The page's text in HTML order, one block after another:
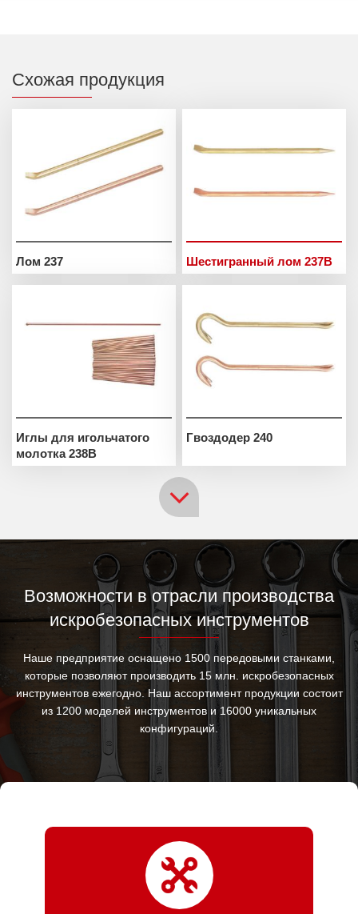
Схожая продукция
Лом 237 Шестигранный лом 237B
Иглы для игольчатого
молотка 238B
Гвоздодер 240
Возможности в отрасли производства
искробезопасных инструментов
Наше предприятие оснащено 1500 передовыми станками,
которые позволяют производить 15 млн. искробезопасных
инструментов ежегодно. Наш ассортимент продукции состоит
из 1200 моделей инструментов и 16000 уникальных
конфигураций.